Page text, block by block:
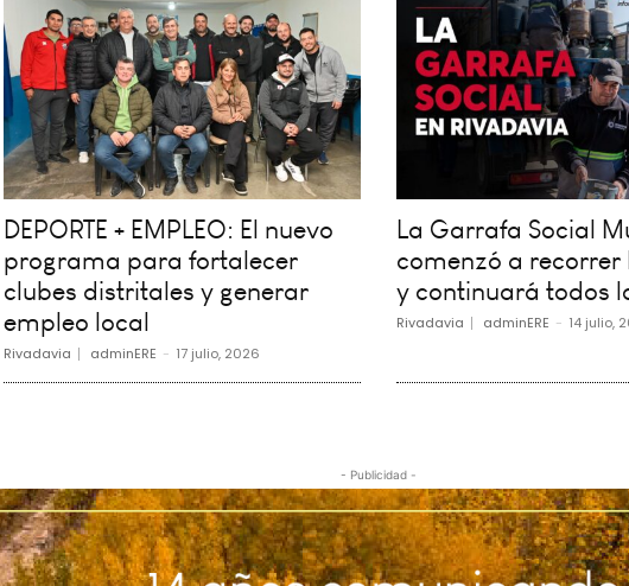
DEPORTE + EMPLEO: El nuevo
programa para fortalecer
clubes distritales y generar
empleo local
Rivadavia adminERE - 17 julio, 2026
La Garrafa Social
comenzó a recorrer
y continuará todos
Rivadavia adminERE - 14 julio,
- Publicidad -